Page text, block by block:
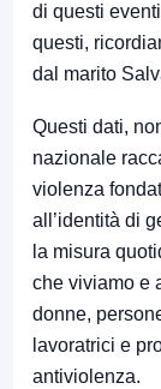
di questi
questi,
dal marito
Questi dati,
nazionale
violenza
all’identità di
la misura
che viviamo e
donne,
lavoratrici e
antiviolenza.